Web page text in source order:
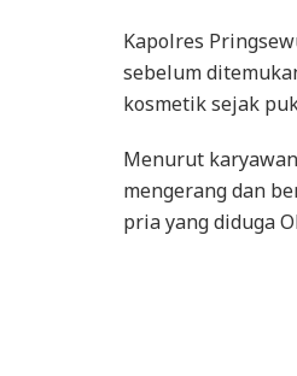
Kapolres
sebelum
kosmetik sejak
Menurut
mengerang dan
pria yang diduga